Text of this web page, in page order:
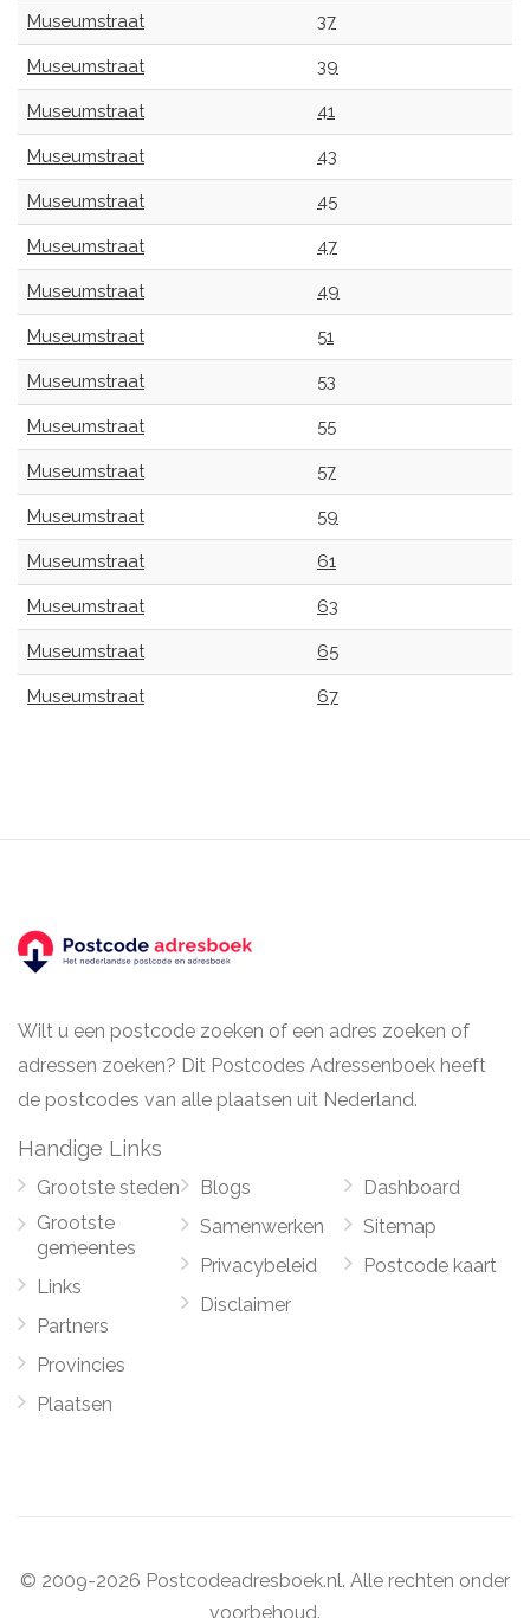
Museumstraat 37
Museumstraat 39
Museumstraat 41
Museumstraat 43
Museumstraat 45
Museumstraat 47
Museumstraat 49
Museumstraat 51
Museumstraat 53
Museumstraat 55
Museumstraat 57
Museumstraat 59
Museumstraat 61
Museumstraat 63
Museumstraat 65
Museumstraat 67
Wilt u een postcode zoeken of een adres zoeken of
adressen zoeken? Dit Postcodes Adressenboek heeft
de postcodes van alle plaatsen uit Nederland.
Handige Links
Grootste steden
Grootste
gemeentes
Links
Partners
Provincies
Plaatsen
Blogs
Samenwerken
Privacybeleid
Disclaimer
Dashboard
Sitemap
Postcode kaart
© 2009-2026 Postcodeadresboek.nl. Alle rechten onder
voorbehoud.